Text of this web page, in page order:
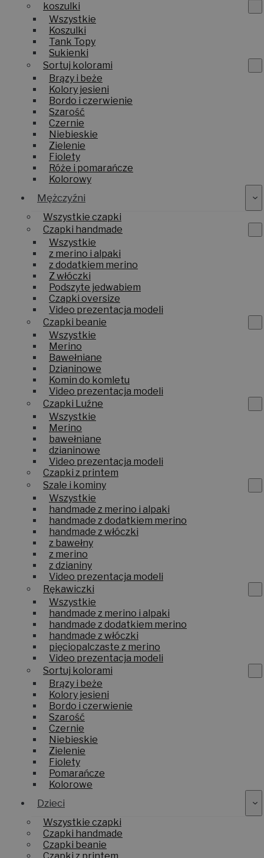
koszulki
Wszystkie
Koszulki
Tank Topy
Sukienki
Sortuj kolorami
Brązy i beże
Kolory jesieni
Bordo i czerwienie
Szarość
Czernie
Niebieskie
Zielenie
Fiolety
Róże i pomarańcze
Kolorowy
Mężczyźni
Wszystkie czapki
Czapki handmade
Wszystkie
z merino i alpaki
z dodatkiem merino
Z włóczki
Podszyte jedwabiem
Czapki oversize
Video prezentacja modeli
Czapki beanie
Wszystkie
Merino
Bawełniane
Dzianinowe
Komin do komletu
Video prezentacja modeli
Czapki Luźne
Wszystkie
Merino
bawełniane
dzianinowe
Video prezentacja modeli
Czapki z printem
Szale i kominy
Wszystkie
handmade z merino i alpaki
handmade z dodatkiem merino
handmade z włóczki
z bawełny
z merino
z dzianiny
Video prezentacja modeli
Rękawiczki
Wszystkie
handmade z merino i alpaki
handmade z dodatkiem merino
handmade z włóczki
pięciopalczaste z merino
Video prezentacja modeli
Sortuj kolorami
Brązy i beże
Kolory jesieni
Bordo i czerwienie
Szarość
Czernie
Niebieskie
Zielenie
Fiolety
Pomarańcze
Kolorowe
Dzieci
Wszystkie czapki
Czapki handmade
Czapki beanie